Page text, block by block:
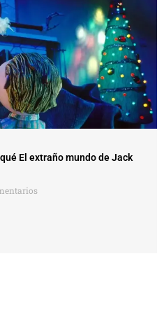
El extraño mundo de Jack